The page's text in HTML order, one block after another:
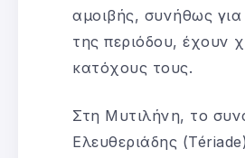
αμοιβής, συνήθως
της περιόδου, έχουν
κατόχους τους.
Στη Μυτιλήνη, το
Ελευθεριάδης